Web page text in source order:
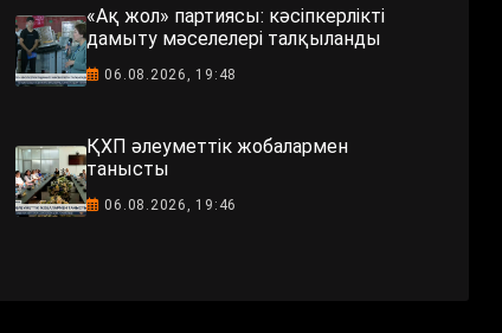
«Ақ жол» партиясы: кәсіпкерлікті
дамыту мәселелері талқыланды
06.08.2026, 19:48
ҚХП әлеуметтік жобалармен
танысты
06.08.2026, 19:46